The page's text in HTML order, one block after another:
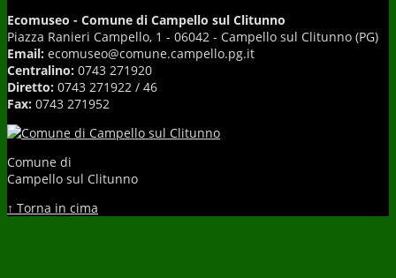
Ecomuseo - Comune di Campello sul Clitunno
Piazza Ranieri Campello, 1 - 06042 - Campello sul Clitunno (PG)
Email: ecomuseo@comune.campello.pg.it
Centralino: 0743 271920
Diretto: 0743 271922 / 46
Fax: 0743 271952
Comune di
Campello sul Clitunno
↑ Torna in cima